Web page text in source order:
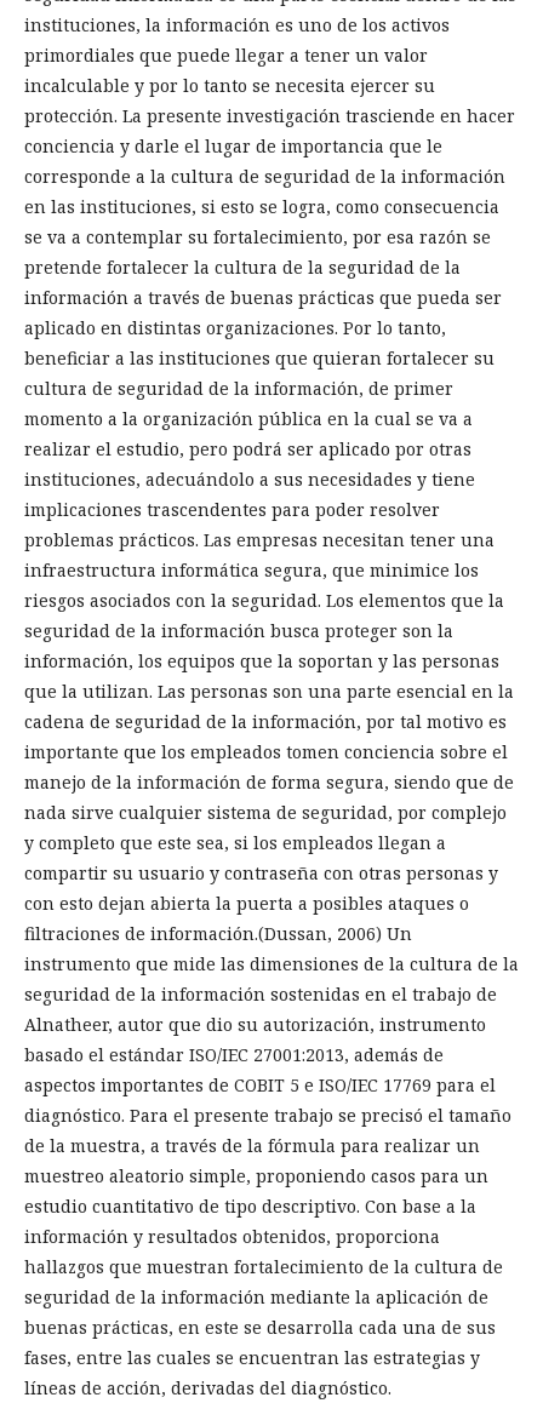
instituciones, la información es uno de los activos
primordiales que puede llegar a tener un valor
incalculable y por lo tanto se necesita ejercer su
protección. La presente investigación trasciende en hacer
conciencia y darle el lugar de importancia que le
corresponde a la cultura de seguridad de la información
en las instituciones, si esto se logra, como consecuencia
se va a contemplar su fortalecimiento, por esa razón se
pretende fortalecer la cultura de la seguridad de la
información a través de buenas prácticas que pueda ser
aplicado en distintas organizaciones. Por lo tanto,
beneficiar a las instituciones que quieran fortalecer su
cultura de seguridad de la información, de primer
momento a la organización pública en la cual se va a
realizar el estudio, pero podrá ser aplicado por otras
instituciones, adecuándolo a sus necesidades y tiene
implicaciones trascendentes para poder resolver
problemas prácticos. Las empresas necesitan tener una
infraestructura informática segura, que minimice los
riesgos asociados con la seguridad. Los elementos que la
seguridad de la información busca proteger son la
información, los equipos que la soportan y las personas
que la utilizan. Las personas son una parte esencial en la
cadena de seguridad de la información, por tal motivo es
importante que los empleados tomen conciencia sobre el
manejo de la información de forma segura, siendo que de
nada sirve cualquier sistema de seguridad, por complejo
y completo que este sea, si los empleados llegan a
compartir su usuario y contraseña con otras personas y
con esto dejan abierta la puerta a posibles ataques o
filtraciones de información.(Dussan, 2006) Un
instrumento que mide las dimensiones de la cultura de la
seguridad de la información sostenidas en el trabajo de
Alnatheer, autor que dio su autorización, instrumento
basado el estándar ISO/IEC 27001:2013, además de
aspectos importantes de COBIT 5 e ISO/IEC 17769 para el
diagnóstico. Para el presente trabajo se precisó el tamaño
de la muestra, a través de la fórmula para realizar un
muestreo aleatorio simple, proponiendo casos para un
estudio cuantitativo de tipo descriptivo. Con base a la
información y resultados obtenidos, proporciona
hallazgos que muestran fortalecimiento de la cultura de
seguridad de la información mediante la aplicación de
buenas prácticas, en este se desarrolla cada una de sus
fases, entre las cuales se encuentran las estrategias y
líneas de acción, derivadas del diagnóstico.